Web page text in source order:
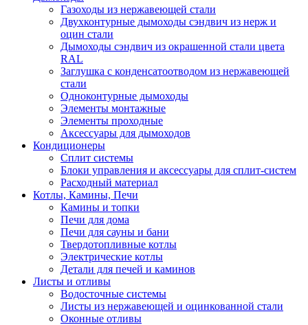
Газоходы из нержавеющей стали
Двухконтурные дымоходы сэндвич из нерж и
оцин стали
Дымоходы сэндвич из окрашенной стали цвета
RAL
Заглушка с конденсатоотводом из нержавеющей
стали
Одноконтурные дымоходы
Элементы монтажные
Элементы проходные
Аксессуары для дымоходов
Кондиционеры
Сплит системы
Блоки управления и аксессуары для сплит-систем
Расходный материал
Котлы, Камины, Печи
Камины и топки
Печи для дома
Печи для сауны и бани
Твердотопливные котлы
Электрические котлы
Детали для печей и каминов
Листы и отливы
Водосточные системы
Листы из нержавеющей и оцинкованной стали
Оконные отливы